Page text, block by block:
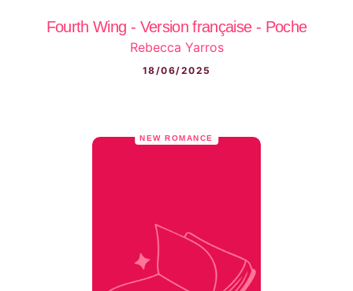
Fourth Wing - Version française - Poche
Rebecca Yarros
18/06/2025
NEW ROMANCE